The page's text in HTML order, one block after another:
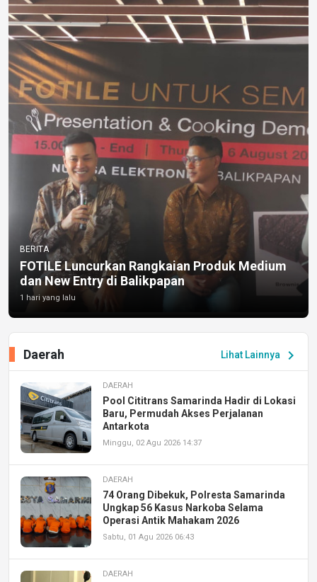
BERITA
FOTILE Luncurkan Rangkaian Produk Medium
dan New Entry di Balikpapan
1 hari yang lalu
Lihat Lainnya chevron_right
Daerah
DAERAH
Pool Cititrans Samarinda Hadir di Lokasi
Baru, Permudah Akses Perjalanan
Antarkota
Minggu, 02 Agu 2026 14:37
DAERAH
74 Orang Dibekuk, Polresta Samarinda
Ungkap 56 Kasus Narkoba Selama
Operasi Antik Mahakam 2026
Sabtu, 01 Agu 2026 06:43
DAERAH